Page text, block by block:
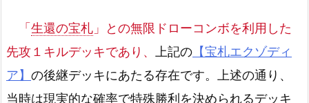
「 生還の宝札 」との無限ドローコンボを利用した
先攻１キルデッキであり、 上記の 【宝札エクゾディ
ア】 の後継デッキにあたる存在です。上述の通り、
当時は現実的な確率で特殊勝利を決められるデッキ